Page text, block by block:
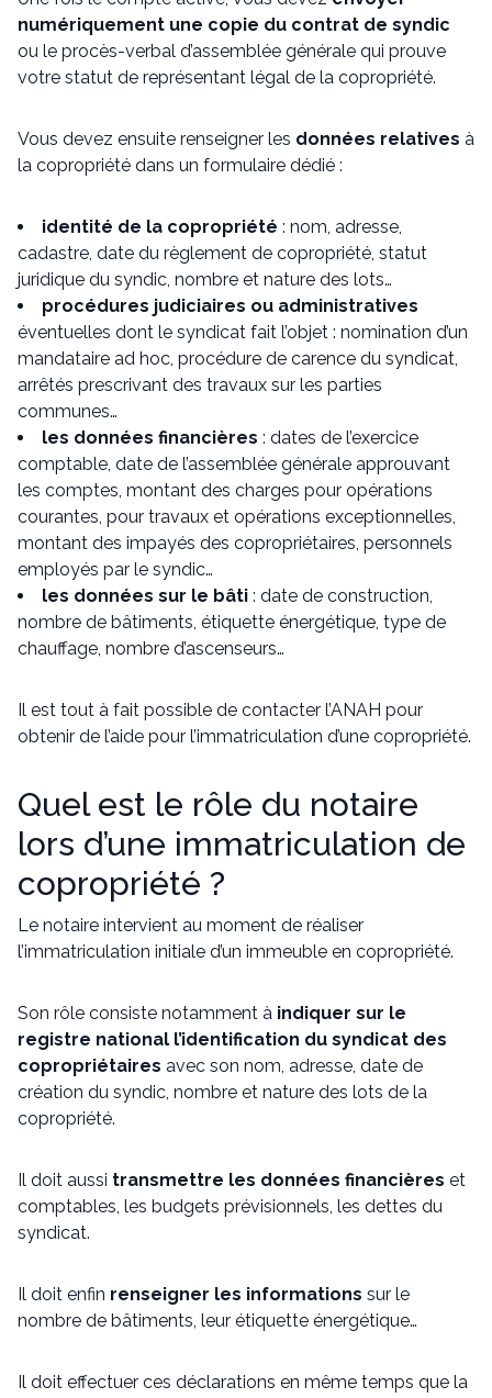
numériquement une copie du contrat de syndic
ou le procès-verbal d’assemblée générale qui prouve
votre statut de représentant légal de la copropriété.
Vous devez ensuite renseigner les données relatives à
la copropriété dans un formulaire dédié :
identité de la copropriété : nom, adresse,
cadastre, date du règlement de copropriété, statut
juridique du syndic, nombre et nature des lots…
procédures judiciaires ou administratives
éventuelles dont le syndicat fait l’objet : nomination d’un
mandataire ad hoc, procédure de carence du syndicat,
arrêtés prescrivant des travaux sur les parties
communes…
les données financières : dates de l’exercice
comptable, date de l’assemblée générale approuvant
les comptes, montant des charges pour opérations
courantes, pour travaux et opérations exceptionnelles,
montant des impayés des copropriétaires, personnels
employés par le syndic…
les données sur le bâti : date de construction,
nombre de bâtiments, étiquette énergétique, type de
chauffage, nombre d’ascenseurs…
Il est tout à fait possible de contacter l’ANAH pour
obtenir de l’aide pour l’immatriculation d’une copropriété.
Quel est le rôle du notaire
lors d’une immatriculation de
copropriété ?
Le notaire intervient au moment de réaliser
l’immatriculation initiale d’un immeuble en copropriété.
Son rôle consiste notamment à indiquer sur le
registre national l’identification du syndicat des
copropriétaires avec son nom, adresse, date de
création du syndic, nombre et nature des lots de la
copropriété.
Il doit aussi transmettre les données financières et
comptables, les budgets prévisionnels, les dettes du
syndicat.
Il doit enfin renseigner les informations sur le
nombre de bâtiments, leur étiquette énergétique…
Il doit effectuer ces déclarations en même temps que la